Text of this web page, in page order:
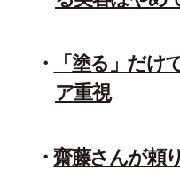
「塗る」だけ
ア重視
齋藤さんが頼